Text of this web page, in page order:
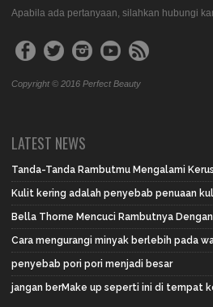
Apabila ada pertanyaan, silahkan hubungi
Copyright © 2016 Perfect Beauty
LATEST NEWS
Tanda-Tanda Rambutmu Mengalami
Kulit kering adalah penyebab penuaan
Bella Thorne Mencuci Rambutnya Dengan
Cara mengurangi minyak berlebih pada
penyebab pori pori menjadi besar
jangan berMake up seperti ini di tempat